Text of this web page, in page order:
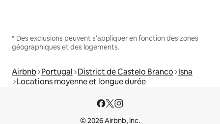
* Des exclusions peuvent s'appliquer en fonction des zones
géographiques et des logements.
Airbnb Portugal District de Castelo Branco Isna
Locations moyenne et longue durée
© 2026 Airbnb, Inc.